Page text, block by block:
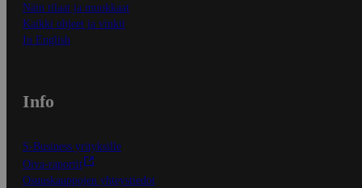
Näin tilaat ja muokkaat
Kaikki ohjeet ja vinkit
In English
Info
S-Business yrityksille
Oiva-raportit
Osuuskauppojen yhteystiedot